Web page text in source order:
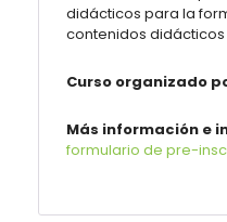
didácticos para la
contenidos
Curso organizado
Más información e
formulario de pre-